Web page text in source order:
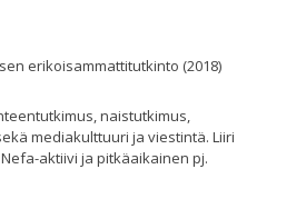
erikoisammattitutkinto (2018)
naistutkimus,
mediakulttuuri ja viestintä. Liiri
aktiivi ja pitkäaikainen pj.